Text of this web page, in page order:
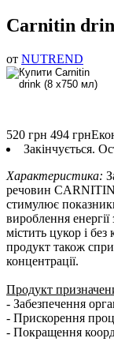
Carnitin
от NUTREND
520 грн 494 грн
Закінчується.
Характеристика:
речовин
стимулює
вироблення
містить цукор і без
продукт також
концентрації.
Продукт
- Забезпечення
- Прискорення
- Покращення